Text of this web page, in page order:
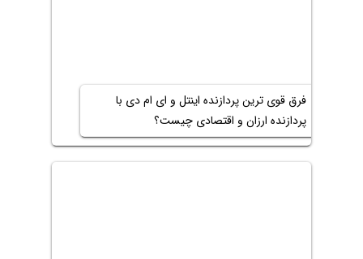
فرق قوی ترین پردازنده اینتل و ای ام دی با
پردازنده ارزان و اقتصادی چیست؟